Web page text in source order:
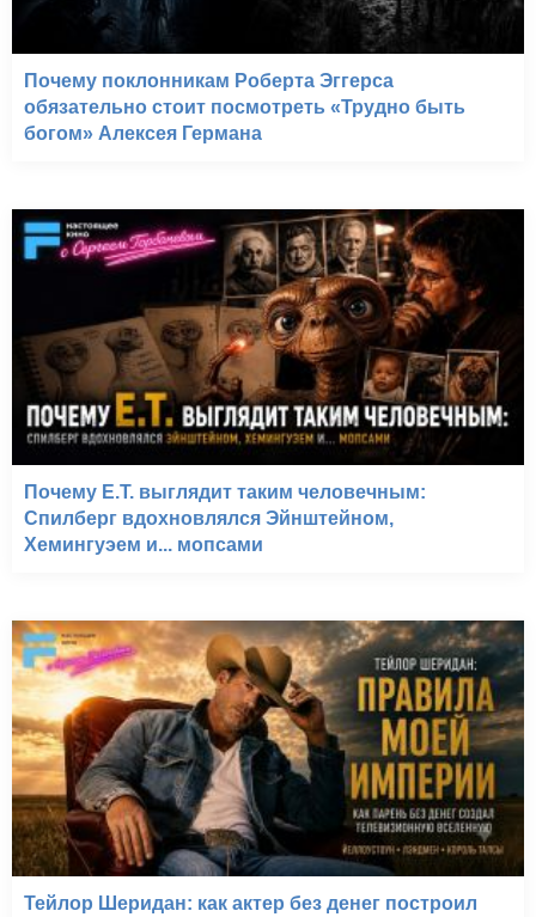
Почему поклонникам Роберта Эггерса
обязательно стоит посмотреть «Трудно быть
богом» Алексея Германа
Почему E.T. выглядит таким человечным:
Спилберг вдохновлялся Эйнштейном,
Хемингуэем и... мопсами
Тейлор Шеридан: как актер без денег построил